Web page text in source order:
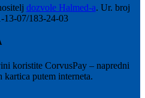
dozvole Halmed-a. Ur. broj
13-07/183-24-03
koristite CorvusPay – napredni
kartica putem interneta.